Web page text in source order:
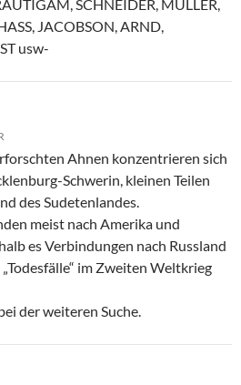
SCHNEIDER, MÜLLER,
JACOBSON, ARND,
usw-
Ahnen konzentrieren sich
Schwerin, kleinen Teilen
des Sudetenlandes.
meist nach Amerika und
es Verbindungen nach Russland
im Zweiten Weltkrieg
der weiteren Suche.